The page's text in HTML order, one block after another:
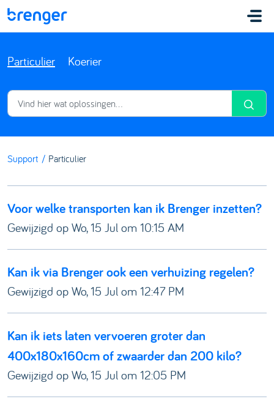
Particulier Koerier
Support Particulier
Voor welke transporten kan ik Brenger inzetten?
Gewijzigd op Wo, 15 Jul om 10:15 AM
Kan ik via Brenger ook een verhuizing regelen?
Gewijzigd op Wo, 15 Jul om 12:47 PM
Kan ik iets laten vervoeren groter dan
400x180x160cm of zwaarder dan 200 kilo?
Gewijzigd op Wo, 15 Jul om 12:05 PM